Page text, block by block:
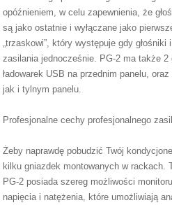
opóźnieniem, w celu zapewnienia, że
są jako ostatnie i wyłączane jako
„trzaskowi”, który występuje gdy głośniki
zasilania jednocześnie. PG-2 ma także
ładowarek USB na przednim panelu,
jak i tylnym panelu.
Profesjonalne cechy profesjonalnego
Żeby naprawdę pobudzić Twój
kilku gniazdek montowanych w rackach.
PG-2 posiada szereg możliwości
napięcia i natężenia, które umożliwiają